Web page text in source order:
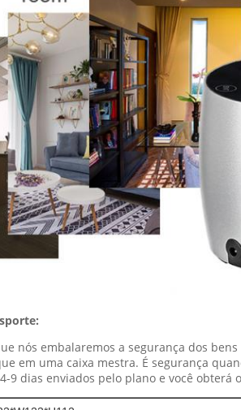
nós embalaremos a segurança dos
em uma caixa mestra. É segurança
9 dias enviados pelo plano e você obterá